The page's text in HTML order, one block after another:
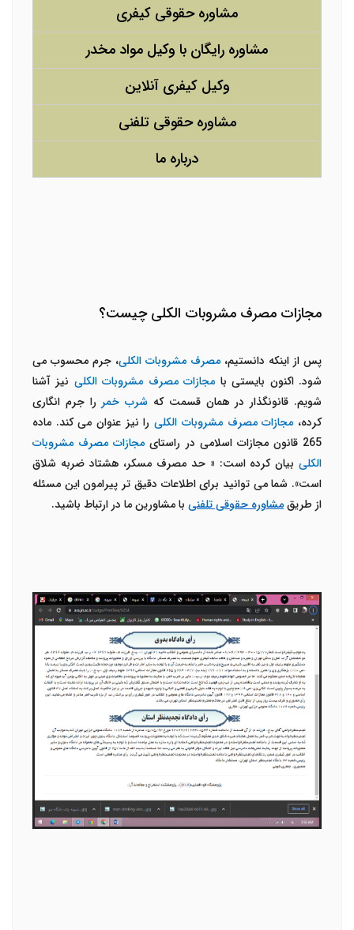
مشاوره حقوقی کیفری
مشاوره رایگان با وکیل مواد مخدر
وکیل کیفری آنلاین
مشاوره حقوقی تلفنی
درباره ما
مجازات مصرف مشروبات الکلی چیست؟
پس از اینکه دانستیم، مصرف مشروبات الکلی، جرم محسوب می
شود. اکنون بایستی با مجازات مصرف مشروبات الکلی نیز آشنا
شویم. قانونگذار در همان قسمت که شرب خمر را جرم انگاری
کرده، مجازات مصرف مشروبات الکلی را نیز عنوان می کند. ماده
265 قانون مجازات اسلامی در راستای
مجازات مصرف مشروبات
الکلی بیان کرده است: « حد مصرف مسکر، هشتاد ضربه شلاق
است». شما می توانید برای اطلاعات دقیق تر پیرامون این مسئله
از طریقمشاوره حقوقی تلفنی با مشاورین ما در ارتباط باشید.